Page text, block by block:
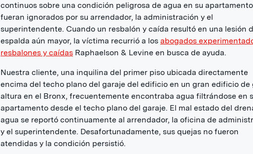
continuos sobre una condición peligrosa de agua en su apartamento
fueran ignorados por su arrendador, la administración y el
superintendente. Cuando un resbalón y caída resultó en una lesión
espalda aún mayor, la víctima recurrió a los abogados
resbalones y caídas Raphaelson & Levine en busca de ayuda.
Nuestra cliente, una inquilina del primer piso ubicada directamente
encima del techo plano del garaje del edificio en un gran edificio de
altura en el Bronx, frecuentemente encontraba agua filtrándose en
apartamento desde el techo plano del garaje. El mal estado del
agua se reportó continuamente al arrendador, la oficina de
y el superintendente. Desafortunadamente, sus quejas no fueron
atendidas y la condición persistió.